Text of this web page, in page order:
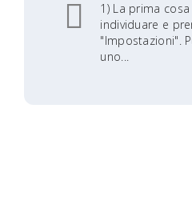
1) La prima cosa
individuare e
"Impostazioni".
uno...